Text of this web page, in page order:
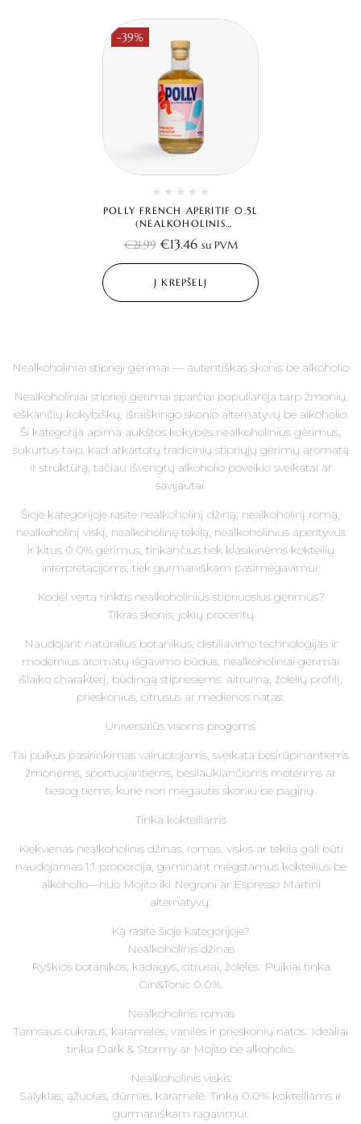
-39%
POLLY FRENCH APERITIF 0.5L
(NEALKOHOLINIS
APERITYVAS)
€21.99 €13.46 su PVM
Į KREPŠELĮ
Nealkoholiniai stiprieji gėrimai — autentiškas skonis be alkoholio
Nealkoholiniai stiprieji gėrimai sparčiai populiarėja tarp žmonių,
ieškančių kokybiškų, išraiškingo skonio alternatyvų be alkoholio.
Ši kategorija apima aukštos kokybės nealkoholinius gėrimus,
sukurtus taip, kad atkartotų tradicinių stipriųjų gėrimų aromatą
ir struktūrą, tačiau išvengtų alkoholio poveikio sveikatai ar
savijautai.
Šioje kategorijoje rasite nealkoholinį džiną, nealkoholinį romą,
nealkoholinį viskį, nealkoholinę tekilą, nealkoholinius aperityvus
ir kitus 0.0% gėrimus, tinkančius tiek klasikinėms kokteilių
interpretacijoms, tiek gurmaniškam pasimėgavimui.
Kodėl verta rinktis nealkoholinius stipriuosius gėrimus?
Tikras skonis, jokių procentų
Naudojant natūralius botanikus, distiliavimo technologijas ir
modernius aromatų išgavimo būdus, nealkoholiniai gėrimai
išlaiko charakterį, būdingą stipriesiems: aitrumą, žolelių profilį,
prieskonius, citrusus ar medienos natas.
Universalūs visoms progoms
Tai puikus pasirinkimas vairuotojams, sveikata besirūpinantiems
žmonėms, sportuojantiems, besilaukiančioms moterims ar
tiesiog tiems, kurie nori mėgautis skoniu be pagirių.
Tinka kokteiliams
Kiekvienas nealkoholinis džinas, romas, viskis ar tekila gali būti
naudojamas 1:1 proporcija, gaminant mėgstamus kokteilius be
alkoholio—nuo Mojito iki Negroni ar Espresso Martini
alternatyvų.
Ką rasite šioje kategorijoje?
Nealkoholinis džinas
Ryškios botanikos, kadagys, citrusai, žolelės. Puikiai tinka
Gin&Tonic 0.0%.
Nealkoholinis romas
Tamsaus cukraus, karamelės, vanilės ir prieskonių natos. Idealiai
tinka Dark & Stormy ar Mojito be alkoholio.
Nealkoholinis viskis
Salyklas, ąžuolas, dūmas, karamelė. Tinka 0.0% kokteiliams ir
gurmaniškam ragavimui.